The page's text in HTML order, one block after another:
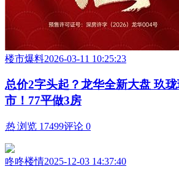
楼市爆料2026-03-11 10:25:23
总价2字头起？龙华全新大盘 玖
市！77平做3房
热 浏览 17499评论 0
咚咚楼情2025-12-03 14:37:40